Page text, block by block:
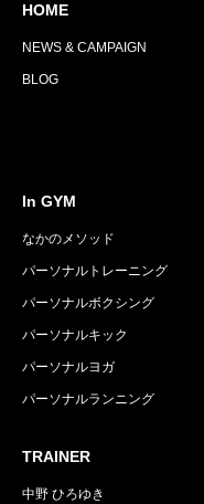
HOME
NEWS & CAMPAIGN
BLOG
In GYM
なかのメソッド
パーソナルトレーニング
パーソナルボクシング
パーソナルキック
パーソナルヨガ
パーソナルランニング
TRAINER
中野 ひろゆき